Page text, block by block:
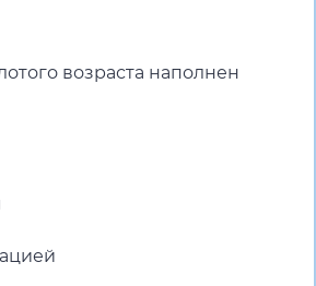
возраста наполнен